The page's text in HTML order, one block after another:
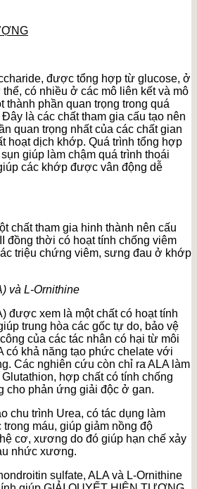
được tổng hợp từ glucose, ở
có nhiều ở các mô liên kết và mô
thành phần quan trọng trong quá
là các chất tham gia cấu tạo nên
quan trọng nhất của các chất gian
hoạt dịch khớp. Quá trình tổng hợp
giúp làm chậm quá trình thoái
các khớp được vân động dễ
chất tham gia hinh thành nên cấu
đồng thời có hoạt tính chống viêm
triệu chứng viêm, sưng đau ở khớp
và L-Ornithine
được xem là một chất có hoạt tính
trung hòa các gốc tự do, bảo vệ
của các tác nhân có hại từ môi
có khả năng tạo phức chelate với
Các nghiên cứu còn chỉ ra ALA làm
hợp chất có tính chống
cho phản ứng giải độc ở gan.
chu trình Urea, có tác dụng làm
máu, giúp giảm nồng độ
cơ, xương do đó giúp hạn chế xảy
nhức xương.
sulfate, ALA và L-Ornithine